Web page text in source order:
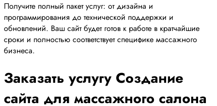
Получите полный пакет услуг: от дизайна и
программирования до технической поддержки и
обновлений. Ваш сайт будет готов к работе в кратчайшие
сроки и полностью соответствует специфике массажного
бизнеса.
Заказать услугу Создание
сайта для массажного салона